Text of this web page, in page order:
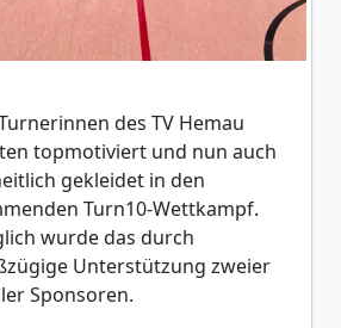
des TV Hemau
topmotiviert und nun auch
gekleidet in den
Turn10-Wettkampf.
wurde das durch
Unterstützung zweier
Sponsoren.